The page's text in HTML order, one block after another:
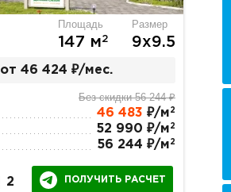
Площадь
147 м2
Размер
9х9.5
от 46 424 ₽/мес.
Без скидки 56 244 ₽
46 483 ₽/м 2
52 990 ₽/м 2
56 244 ₽/м 2
2 ПОЛУЧИТЬ РАСЧЕТ